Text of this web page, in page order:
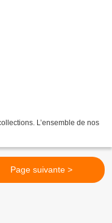
L’ensemble de nos
Page suivante >